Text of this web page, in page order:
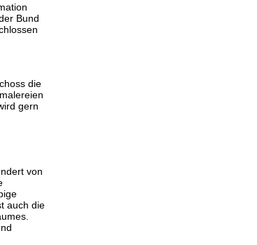
Bund
die
gern
von
auch die